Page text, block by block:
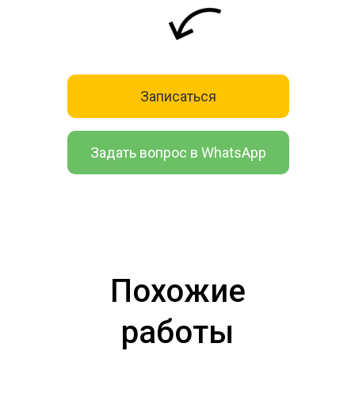
Задать вопрос в WhatsApp
Записаться
Похожие
работы